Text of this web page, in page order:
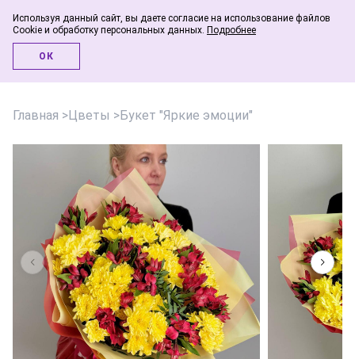
Главная >Цветы >Букет "Яркие эмоции"
Используя данный сайт, вы даете согласие на использование файлов
Cookie и обработку персональных данных. Подробнее
ОК